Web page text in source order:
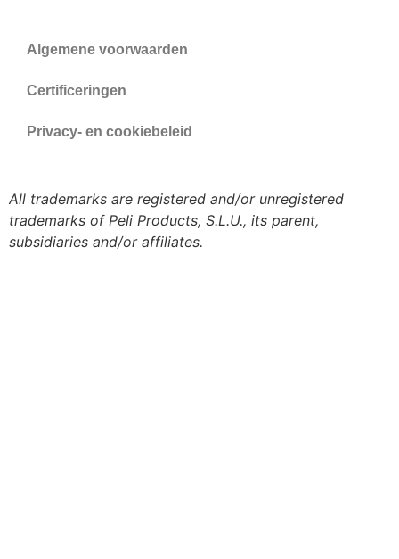
Algemene voorwaarden
Certificeringen
Privacy- en cookiebeleid
All trademarks are registered and/or unregistered
trademarks of Peli Products, S.L.U., its parent,
subsidiaries and/or affiliates.